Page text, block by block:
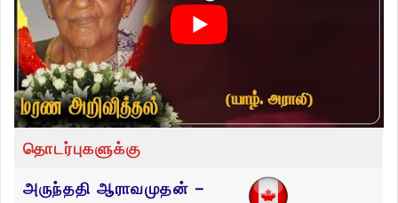
தொடர்புகளுக்கு
அருந்ததி ஆராவமுதன் –